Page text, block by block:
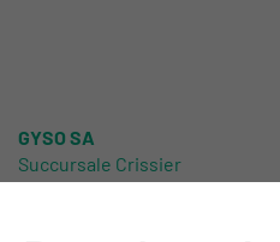
GYSO SA
Succursale Crissier
Chemin de Closalet 20